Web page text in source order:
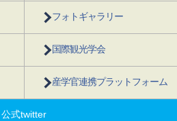
フォトギャラリー
国際観光学会
産学官連携プラットフォーム
公式twitter